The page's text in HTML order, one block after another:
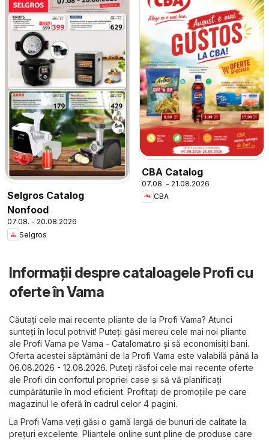
Selgros Catalog
Nonfood
07.08. - 20.08.2026
Selgros
CBA Catalog
07.08. - 21.08.2026
CBA
Informații despre cataloagele Profi cu
oferte în Vama
Căutați cele mai recente pliante de la Profi Vama? Atunci
sunteți în locul potrivit! Puteți găsi mereu cele mai noi pliante
ale Profi Vama pe Vama - Catalomat.ro și să economisiți bani.
Oferta acestei săptămâni de la Profi Vama este valabilă până la
06.08.2026 - 12.08.2026. Puteți răsfoi cele mai recente oferte
ale Profi din confortul propriei case și să vă planificați
cumpărăturile în mod eficient. Profitați de promoțiile pe care
magazinul le oferă în cadrul celor 4 pagini.
La Profi Vama veți găsi o gamă largă de bunuri de calitate la
prețuri excelente. Pliantele online sunt pline de produse care